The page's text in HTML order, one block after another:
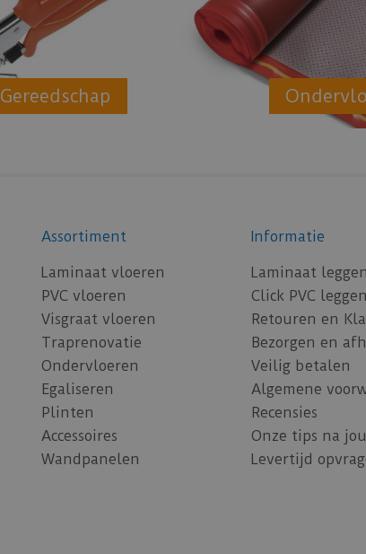
Gereedschap
Assortiment
Laminaat vloeren
PVC vloeren
Visgraat vloeren
Traprenovatie
Ondervloeren
Egaliseren
Plinten
Accessoires
Wandpanelen
Informatie
Laminaat leggen
Click PVC leggen
Retouren en
Bezorgen en
Veilig betalen
Algemene
Recensies
Onze tips na
Levertijd